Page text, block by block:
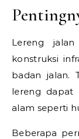
Lereng
konstruksi
badan jalan.
lereng dapat
alam seperti
Beberapa